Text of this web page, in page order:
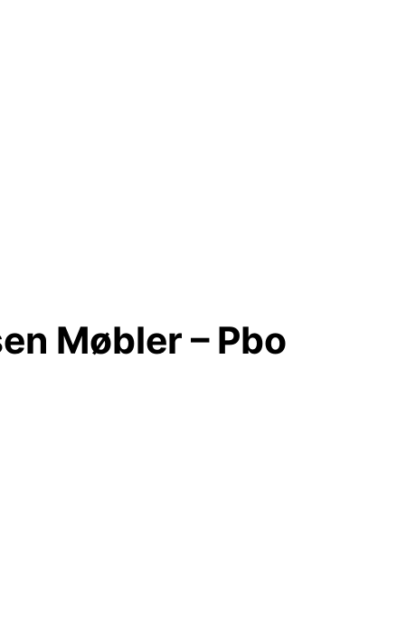
Møbler – Pbo